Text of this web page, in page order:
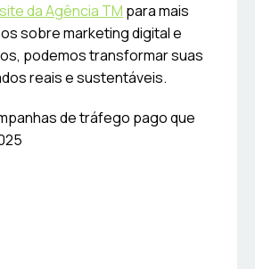
site da Agência TM para mais
sobre marketing digital e
podemos transformar suas
reais e sustentáveis.